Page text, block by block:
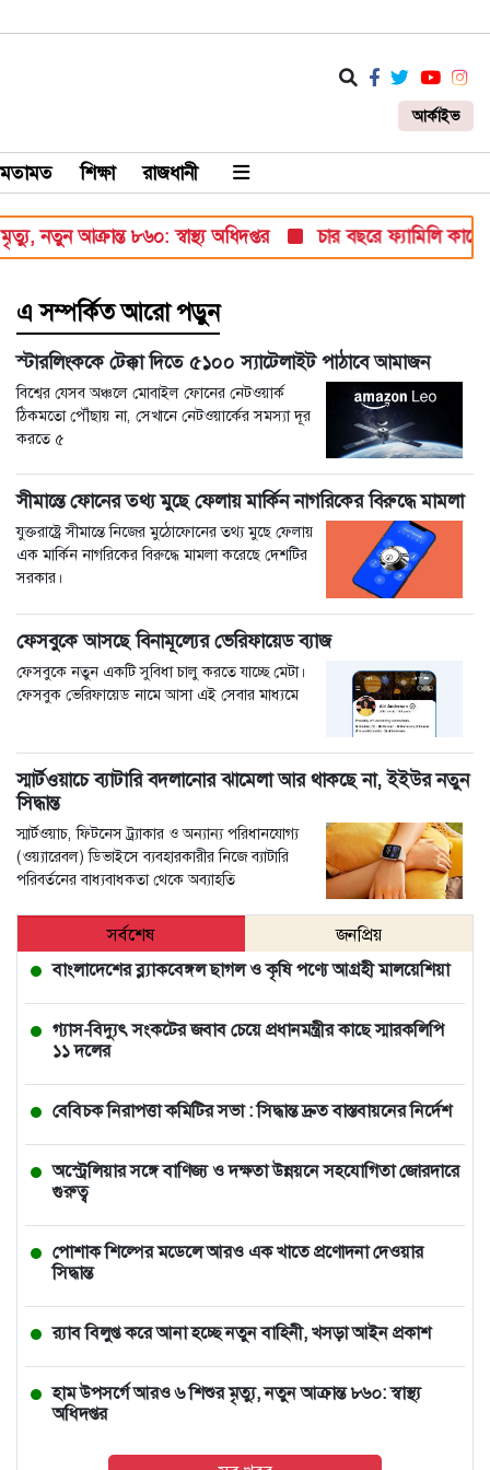
আর্কাইভ
মতামত শিক্ষা রাজধানী
আক্রান্ত ৮৬০: স্বাস্থ্য অধিদপ্তর চার বছরে ফ্যামিলি
এ সম্পর্কিত আরো পড়ুন
স্টারলিংককে টেক্কা দিতে ৫১০০ স্যাটেলাইট পাঠাবে আমাজন
বিশ্বের যেসব অঞ্চলে মোবাইল ফোনের নেটওয়ার্ক
ঠিকমতো পৌঁছায় না, সেখানে নেটওয়ার্কের সমস্যা দূর
করতে ৫
সীমান্তে ফোনের তথ্য মুছে ফেলায় মার্কিন নাগরিকের বিরুদ্ধে মামলা
যুক্তরাষ্ট্রে সীমান্তে নিজের মুঠোফোনের তথ্য মুছে ফেলায়
এক মার্কিন নাগরিকের বিরুদ্ধে মামলা করেছে দেশটির
সরকার।
ফেসবুকে আসছে বিনামূল্যের ভেরিফায়েড ব্যাজ
ফেসবুকে নতুন একটি সুবিধা চালু করতে যাচ্ছে মেটা।
ফেসবুক ভেরিফায়েড নামে আসা এই সেবার মাধ্যমে
স্মার্টওয়াচে ব্যাটারি বদলানোর ঝামেলা আর থাকছে না, ইইউর নতুন
সিদ্ধান্ত
স্মার্টওয়াচ, ফিটনেস ট্র্যাকার ও অন্যান্য পরিধানযোগ্য
(ওয়্যারেবল) ডিভাইসে ব্যবহারকারীর নিজে ব্যাটারি
পরিবর্তনের বাধ্যবাধকতা থেকে অব্যাহতি
সর্বশেষ
জনপ্রিয়
বাংলাদেশের ব্ল্যাকবেঙ্গল ছাগল ও কৃষি পণ্যে আগ্রহী মালয়েশিয়া
গ্যাস-বিদ্যুৎ সংকটের জবাব চেয়ে প্রধানমন্ত্রীর কাছে স্মারকলিপি
১১ দলের
বেবিচক নিরাপত্তা কমিটির সভা : সিদ্ধান্ত দ্রুত বাস্তবায়নের নির্দেশ
অস্ট্রেলিয়ার সঙ্গে বাণিজ্য ও দক্ষতা উন্নয়নে সহযোগিতা জোরদারে
গুরুত্ব
পোশাক শিল্পের মডেলে আরও এক খাতে প্রণোদনা দেওয়ার
সিদ্ধান্ত
র‍্যাব বিলুপ্ত করে আনা হচ্ছে নতুন বাহিনী, খসড়া আইন প্রকাশ
হাম উপসর্গে আরও ৬ শিশুর মৃত্যু, নতুন আক্রান্ত ৮৬০: স্বাস্থ্য
অধিদপ্তর